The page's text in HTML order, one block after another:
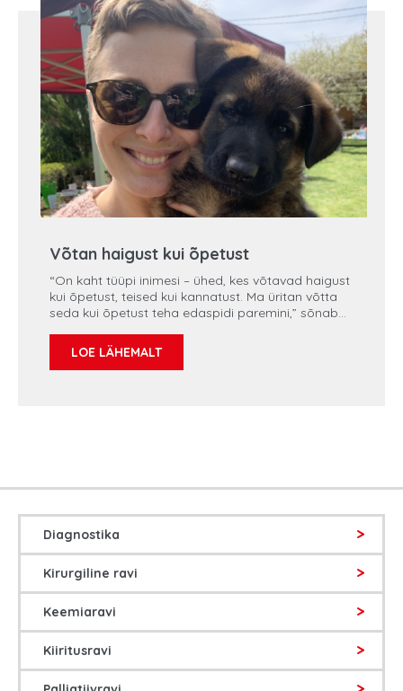
see on reaalsus, millega pean hakkama
tegelema,“ meenutab ta.
Võtan haigust kui õpetust
“On kaht tüüpi inimesi – ühed, kes võtavad haigust
kui õpetust, teised kui kannatust. Ma üritan võtta
seda kui õpetust teha edaspidi paremini,” sõnab
aasta kevadel.
LOE LÄHEMALT
Diagnostika
Kirurgiline ravi
Keemiaravi
Kiiritusravi